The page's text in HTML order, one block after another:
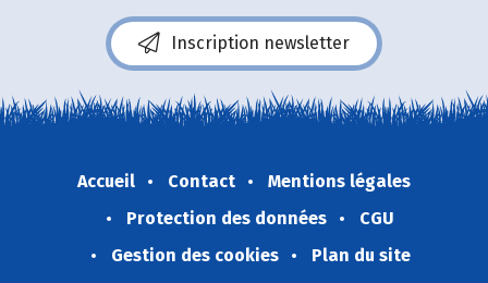
Inscription newsletter
Accueil Contact
Mentions légales
Protection des données
CGU
Gestion des cookies
Plan du site